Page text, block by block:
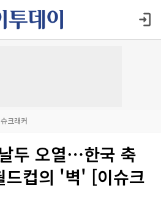
크래커
두 오열⋯한국 축
드컵의 '벽' [이슈크